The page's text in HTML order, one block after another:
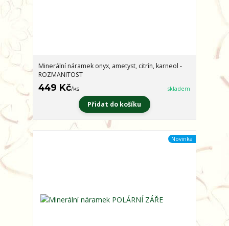
Minerální náramek onyx, ametyst, citrín, karneol -
ROZMANITOST
449 Kč/ks skladem
Přidat do košíku
Novinka